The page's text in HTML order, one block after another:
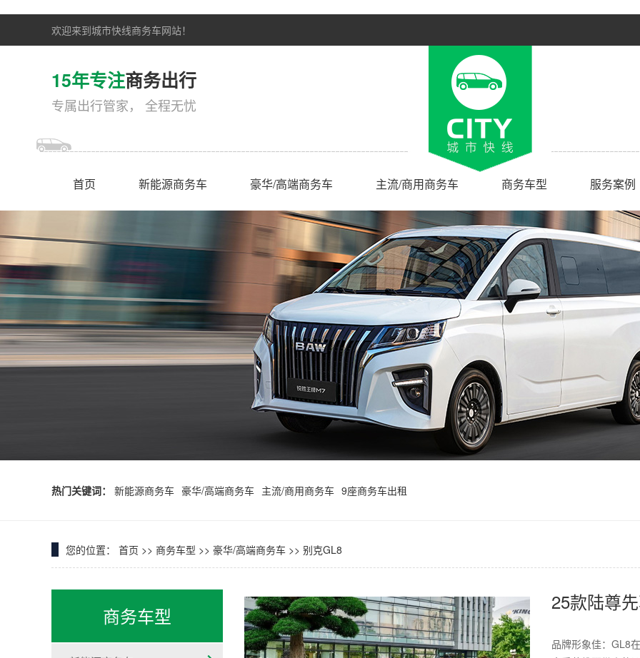
欢迎来到城市快线商务车网站！
15年专注商务出行
专属出行管家， 全程无忧
首页 新能源商务车 豪华/高端商务车 主流/商用商务车 商务车型 服务案例
热门关键词： 新能源商务车 豪华/高端商务车 主流/商用商务车 9座商务车出租
您的位置： 首页 >> 商务车型 >> 豪华/高端商务车 >> 别克GL8
商务车型
25款陆尊
品牌形象佳：GL8